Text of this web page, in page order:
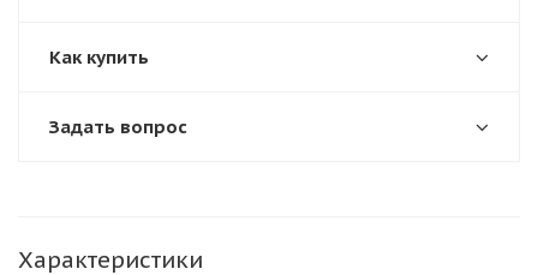
Как купить
Задать вопрос
Характеристики